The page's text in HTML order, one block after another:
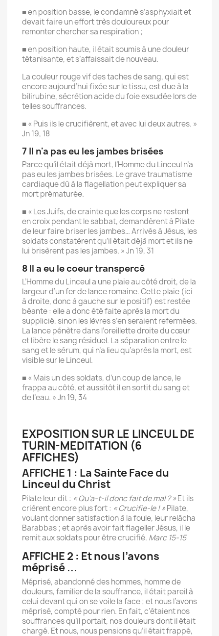
■ en position basse, le condamné s’asphyxiait et
devait faire un effort très douloureux pour
remonter chercher sa respiration ;
■ en position haute, il était soumis à une douleur
tétanisante, et s’affaissait de nouveau.
La couleur rouge vif des taches de sang, qui est
encore aujourd’hui fixée sur le tissu, est due à la
bilirubine, sécrétion acide du foie exsudée lors de
telles souffrances.
■ « Puis ils le crucifièrent, et avec lui deux autres. »
Jn 19, 18
7 Il n'a pas eu les jambes brisées
Parce qu’il était déjà mort, l’Homme du Linceul n’a
pas eu les jambes brisées. Le grave traumatisme
cardiaque dû à la flagellation peut expliquer sa
mort prématurée.
■ « Les Juifs, de crainte que les corps ne restent
en croix pendant le sabbat, demandèrent à Pilate
de leur faire briser les jambes… Arrivés à Jésus, les
soldats constatèrent qu’il était déjà mort et ils ne
lui brisèrent pas les jambes. » Jn 19, 31
8 Il a eu le coeur transpercé
L’Homme du Linceul a une plaie au côté droit, de la
largeur d’un fer de lance romaine. Cette plaie (ici
à droite, donc à gauche sur le positif) est restée
béante : elle a donc été faite après la mort du
supplicié, sinon les lèvres s’en seraient refermées.
La lance pénètre dans l’oreillette droite du cœur
et libère le sang résiduel. La séparation entre le
sang et le sérum, qui n’a lieu qu’après la mort, est
visible sur le Linceul.
■ « Mais un des soldats, d’un coup de lance, le
frappa au côté, et aussitôt il en sortit du sang et
de l’eau. » Jn 19, 34
EXPOSITION SUR LE LINCEUL DE
TURIN-MEDITATION (6
AFFICHES)
AFFICHE 1 : La Sainte Face du
Linceul du Christ
Pilate leur dit : « Qu’a-t-il donc fait de mal ? »Et ils
crièrent encore plus fort : « Crucifie-le ! »Pilate,
voulant donner satisfaction à la foule, leur relâcha
Barabbas ; et après avoir fait flageller Jésus, il le
remit aux soldats pour être crucifié. Marc 15-15
AFFICHE 2 : Et nous l’avons
méprisé ...
Méprisé, abandonné des hommes, homme de
douleurs, familier de la souffrance, il était pareil à
celui devant qui on se voile la face ; et nous l’avons
méprisé, compté pour rien. En fait, c’étaient nos
souffrances qu’il portait, nos douleurs dont il était
chargé. Et nous, nous pensions qu’il était frappé,